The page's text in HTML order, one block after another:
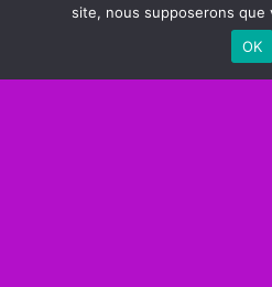
site, nous supposerons que
OK